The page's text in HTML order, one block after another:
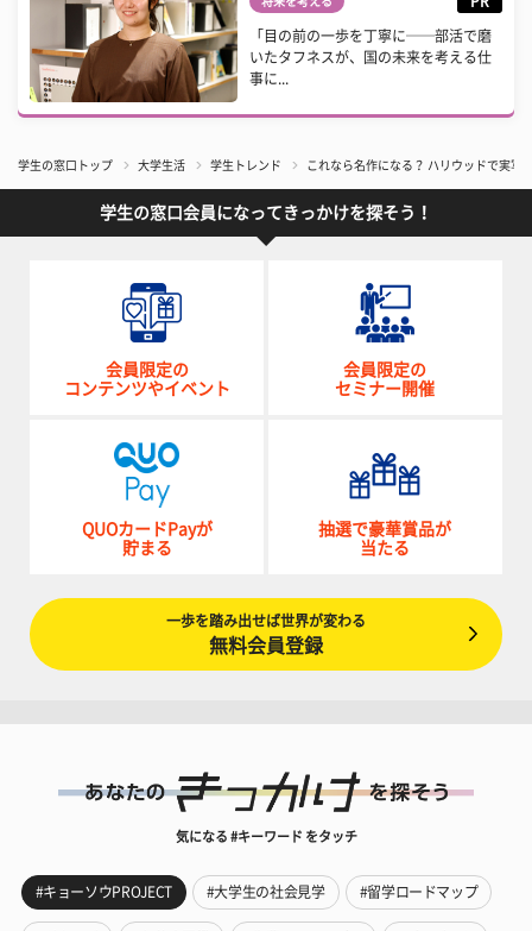
「目の前の一歩を丁寧に──部活で磨
いたタフネスが、国の未来を考える仕
事に...
学生の窓口トップ 大学生活 学生トレンド これなら名作になる？ ハリウッドで実写
学生の窓口会員になってきっかけを探そう！
会員限定の
コンテンツやイベント
会員限定の
セミナー開催
QUOカードPayが
貯まる
抽選で豪華賞品が
当たる
一歩を踏み出せば世界が変わる
無料会員登録
気になる #キーワード をタッチ
#キョーソウPROJECT #大学生の社会見学 #留学ロードマップ